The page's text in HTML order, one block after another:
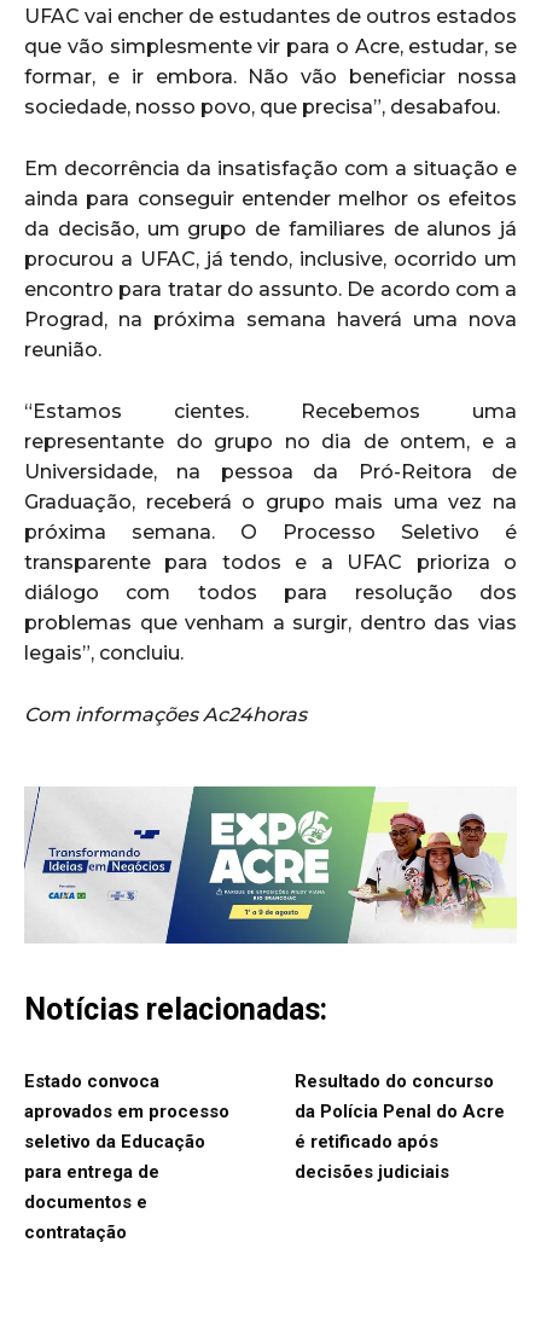
UFAC vai encher de estudantes de outros estados
que vão simplesmente vir para o Acre, estudar, se
formar, e ir embora. Não vão beneficiar nossa
sociedade, nosso povo, que precisa”, desabafou.
Em decorrência da insatisfação com a situação e
ainda para conseguir entender melhor os efeitos
da decisão, um grupo de familiares de alunos já
procurou a UFAC, já tendo, inclusive, ocorrido um
encontro para tratar do assunto. De acordo com a
Prograd, na próxima semana haverá uma nova
reunião.
“Estamos cientes. Recebemos uma
representante do grupo no dia de ontem, e a
Universidade, na pessoa da Pró-Reitora de
Graduação, receberá o grupo mais uma vez na
próxima semana. O Processo Seletivo é
transparente para todos e a UFAC prioriza o
diálogo com todos para resolução dos
problemas que venham a surgir, dentro das vias
legais”, concluiu.
Com informações Ac24horas
Notícias relacionadas:
Estado convoca
aprovados em processo
seletivo da Educação
para entrega de
documentos e
contratação
Resultado do concurso
da Polícia Penal do Acre
é retificado após
decisões judiciais